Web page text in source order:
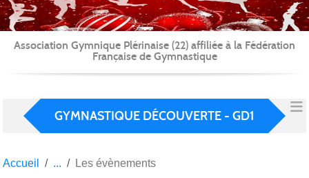
Association Gymnique Plérinaise (22) affiliée à la Fédération
Française de Gymnastique
GYMNASTIQUE DÉCOUVERTE - GD1
Accueil Les évènements